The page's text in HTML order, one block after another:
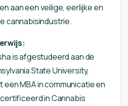
aan een veilige, eerlijke en
cannabisindustrie.
is afgestudeerd aan de
State University,
een MBA in communicatie en
in Cannabis